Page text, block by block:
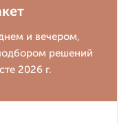
и вечером,
решений
2026 г.